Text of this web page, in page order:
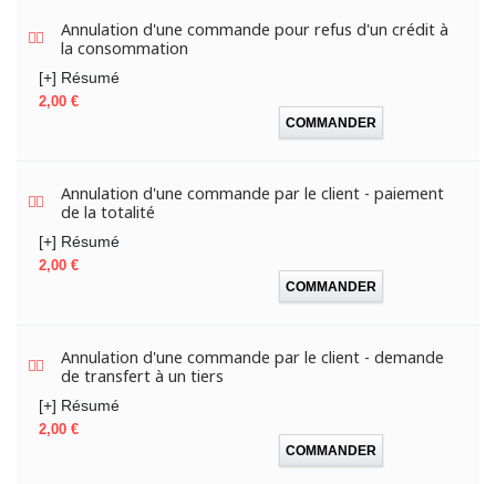
Annulation d'une commande pour refus d'un crédit à
la consommation
[+] Résumé
Prix
2,00 €
COMMANDER
Annulation d'une commande par le client - paiement
de la totalité
[+] Résumé
Prix
2,00 €
COMMANDER
Annulation d'une commande par le client - demande
de transfert à un tiers
[+] Résumé
Prix
2,00 €
COMMANDER